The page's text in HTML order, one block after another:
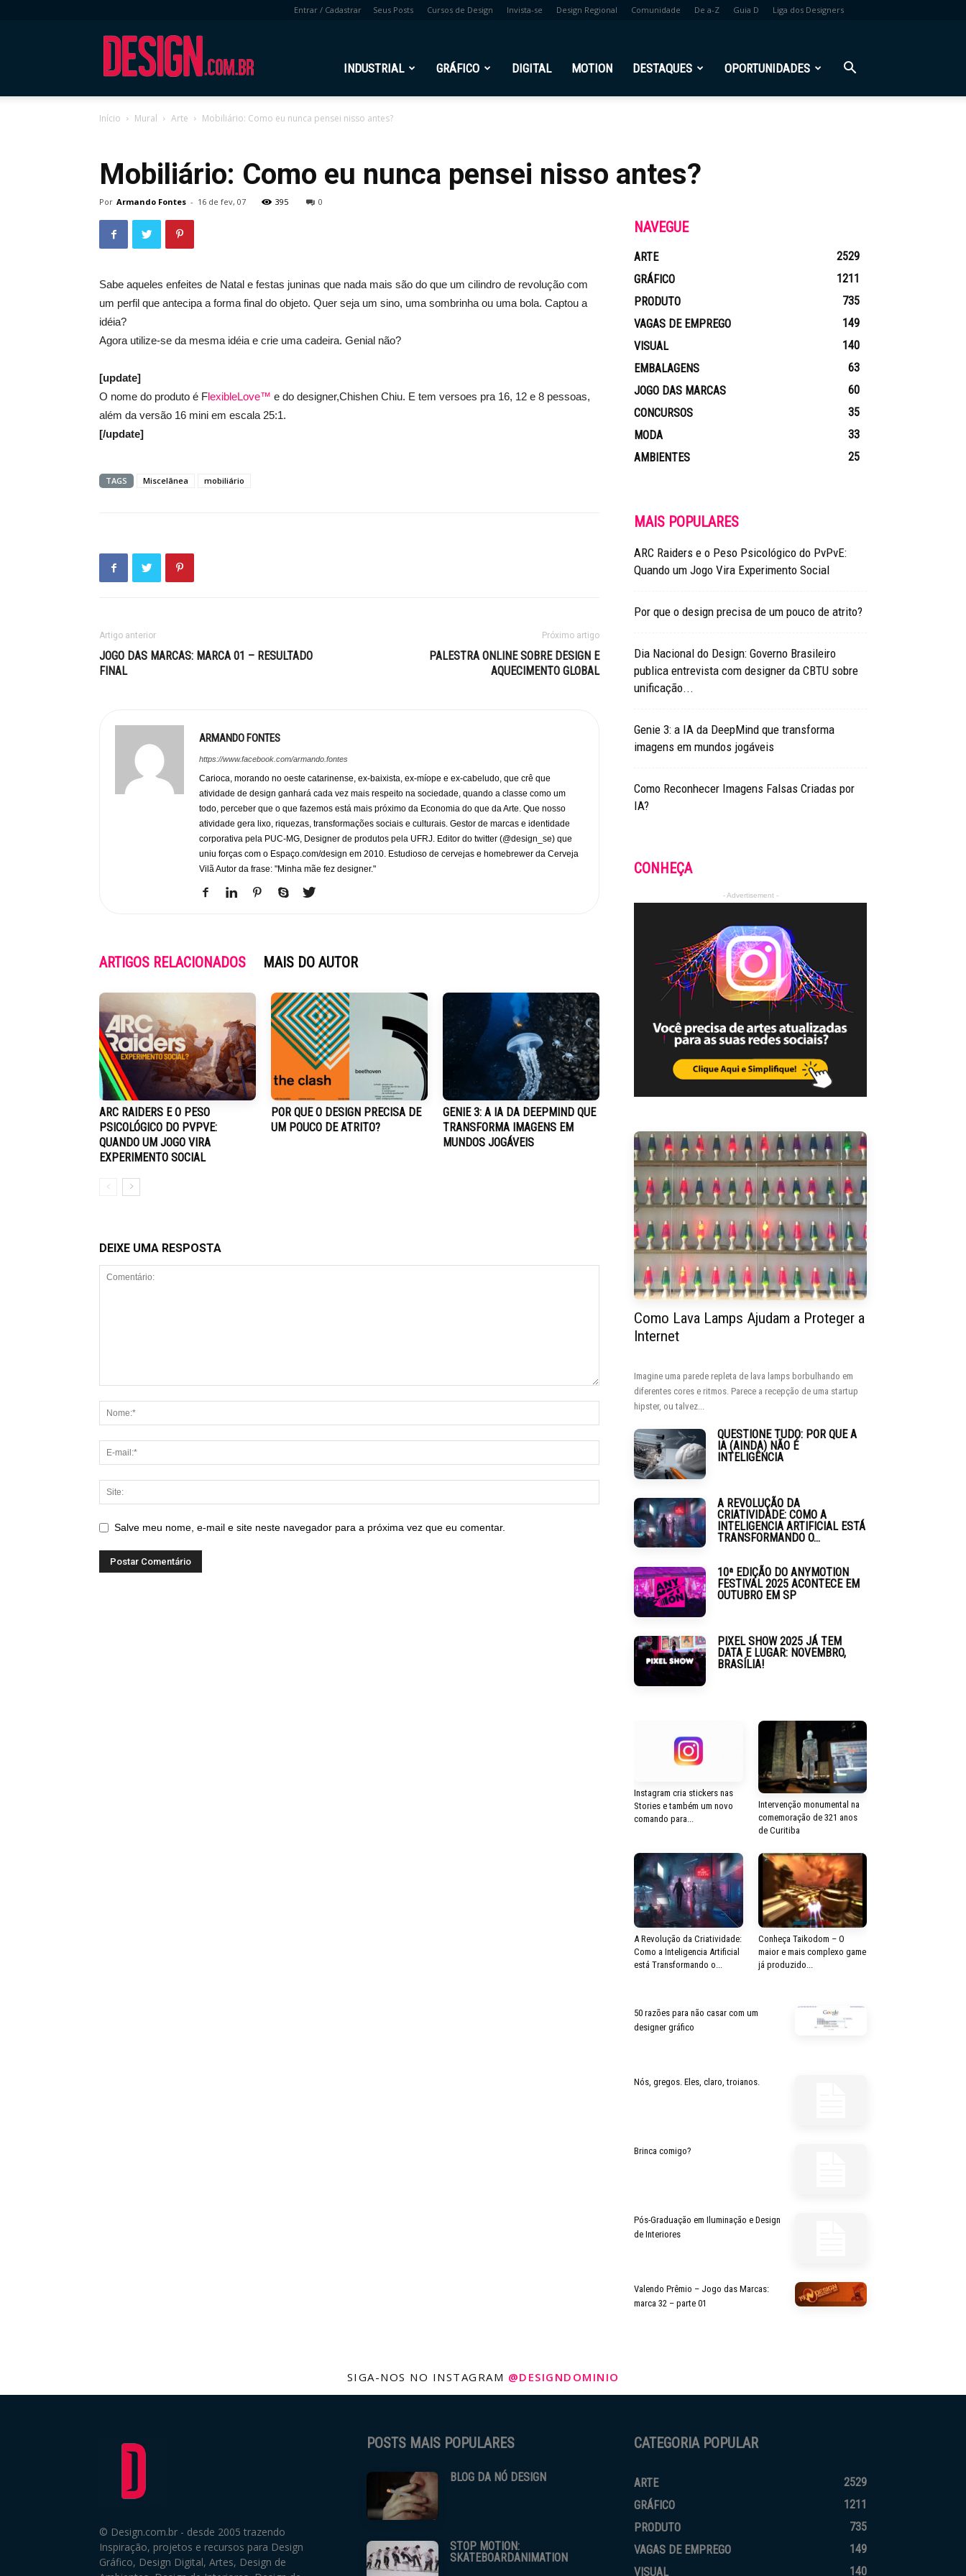
Entrar / Cadastrar Seus Posts Cursos de Design Invista-se Design Regional Comunidade De a-Z Guia D Liga dos Designers
INDUSTRIAL GRÁFICO DIGITAL MOTION DESTAQUES OPORTUNIDADES
Início Mural Arte Mobiliário: Como eu nunca pensei nisso antes?
Mobiliário: Como eu nunca pensei nisso antes?
Por Armando Fontes - 16 de fev, 07 395 0
Sabe aqueles enfeites de Natal e festas juninas que nada mais são do que um cilindro de revolução com
um perfil que antecipa a forma final do objeto. Quer seja um sino, uma sombrinha ou uma bola. Captou a
idéia?
Agora utilize-se da mesma idéia e crie uma cadeira. Genial não?
[update]
O nome do produto é FlexibleLove™ e do designer,Chishen Chiu. E tem versoes pra 16, 12 e 8 pessoas,
além da versão 16 mini em escala 25:1.
[/update]
TAGS Miscelânea mobiliário
Artigo anterior
JOGO DAS MARCAS: MARCA 01 – RESULTADO
FINAL
Próximo artigo
PALESTRA ONLINE SOBRE DESIGN E
AQUECIMENTO GLOBAL
ARMANDO FONTES
https://www.facebook.com/armando.fontes
Carioca, morando no oeste catarinense, ex-baixista, ex-míope e ex-cabeludo, que crê que
atividade de design ganhará cada vez mais respeito na sociedade, quando a classe como um
todo, perceber que o que fazemos está mais próximo da Economia do que da Arte. Que nosso
atividade gera lixo, riquezas, transformações sociais e culturais. Gestor de marcas e identidade
corporativa pela PUC-MG, Designer de produtos pela UFRJ. Editor do twitter (@design_se) que
uniu forças com o Espaço.com/design em 2010. Estudioso de cervejas e homebrewer da Cerveja
Vilã Autor da frase: "Minha mãe fez designer."
ARTIGOS RELACIONADOS MAIS DO AUTOR
ARC RAIDERS E O PESO
PSICOLÓGICO DO PVPVE:
QUANDO UM JOGO VIRA
EXPERIMENTO SOCIAL
POR QUE O DESIGN PRECISA DE
UM POUCO DE ATRITO?
GENIE 3: A IA DA DEEPMIND QUE
TRANSFORMA IMAGENS EM
MUNDOS JOGÁVEIS
DEIXE UMA RESPOSTA
Salve meu nome, e-mail e site neste navegador para a próxima vez que eu comentar.
NAVEGUE
ARTE
2529
GRÁFICO
1211
PRODUTO
735
VAGAS DE EMPREGO
149
VISUAL
140
EMBALAGENS
63
JOGO DAS MARCAS
60
CONCURSOS
35
MODA
33
AMBIENTES
25
MAIS POPULARES
ARC Raiders e o Peso Psicológico do PvPvE:
Quando um Jogo Vira Experimento Social
Por que o design precisa de um pouco de atrito?
Dia Nacional do Design: Governo Brasileiro
publica entrevista com designer da CBTU sobre
unificação...
Genie 3: a IA da DeepMind que transforma
imagens em mundos jogáveis
Como Reconhecer Imagens Falsas Criadas por
IA?
CONHEÇA
- Advertisement -
Como Lava Lamps Ajudam a Proteger a
Internet
Imagine uma parede repleta de lava lamps borbulhando em
diferentes cores e ritmos. Parece a recepção de uma startup
hipster, ou talvez...
QUESTIONE TUDO: POR QUE A
IA (AINDA) NÃO É
INTELIGÊNCIA
A REVOLUÇÃO DA
CRIATIVIDADE: COMO A
INTELIGENCIA ARTIFICIAL ESTÁ
TRANSFORMANDO O...
10ª EDIÇÃO DO ANYMOTION
FESTIVAL 2025 ACONTECE EM
OUTUBRO EM SP
PIXEL SHOW 2025 JÁ TEM
DATA E LUGAR: NOVEMBRO,
BRASÍLIA!
Instagram cria stickers nas
Stories e também um novo
comando para...
Intervenção monumental na
comemoração de 321 anos
de Curitiba
A Revolução da Criatividade:
Como a Inteligencia Artificial
está Transformando o...
Conheça Taikodom – O
maior e mais complexo game
já produzido...
50 razões para não casar com um
designer gráfico
Nós, gregos. Eles, claro, troianos.
Brinca comigo?
Pós-Graduação em Iluminação e Design
de Interiores
Valendo Prêmio – Jogo das Marcas:
marca 32 – parte 01
SIGA-NOS NO INSTAGRAM @DESIGNDOMINIO
© Design.com.br - desde 2005 trazendo
Inspiração, projetos e recursos para Design
Gráfico, Design Digital, Artes, Design de
POSTS MAIS POPULARES
BLOG DA NÓ DESIGN
STOP MOTION:
SKATEBOARDANIMATION
CATEGORIA POPULAR
ARTE
2529
GRÁFICO
1211
PRODUTO
735
VAGAS DE EMPREGO
149
VISUAL
140